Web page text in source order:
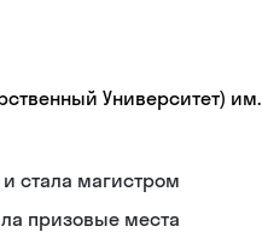
Университет)
стала магистром
призовые места